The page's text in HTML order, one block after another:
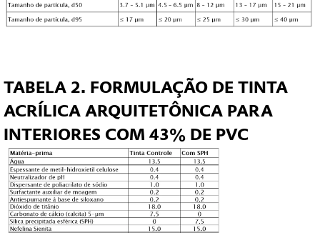
TABELA 2. FORMULAÇÃO DE TINTA
ACRÍLICA ARQUITETÔNICA PARA
INTERIORES COM 43% DE PVC